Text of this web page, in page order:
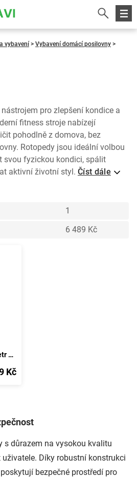
vybavení > Vybavení domácí posilovny >
pro zlepšení kondice a
fitness stroje nabízejí
pohodlně z domova, bez
Rotopedy jsou ideální volbou
svou fyzickou kondici, spálit
aktivní životní styl. Číst dále
1
6 489 Kč
Magnetický cykloergometr HMS Model 9239 Magneto
Kč
s důrazem na vysokou kvalitu
Díky robustní konstrukci
bezpečné prostředí pro